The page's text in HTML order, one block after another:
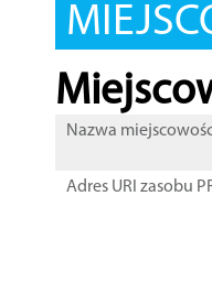
Nazwa
Adres URI zasobu